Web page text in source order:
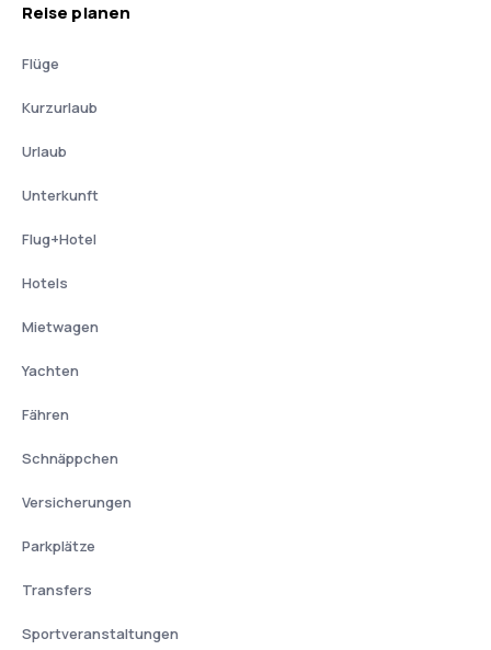
Reise planen
Flüge
Kurzurlaub
Urlaub
Unterkunft
Flug+Hotel
Hotels
Mietwagen
Yachten
Fähren
Schnäppchen
Versicherungen
Parkplätze
Transfers
Sportveranstaltungen